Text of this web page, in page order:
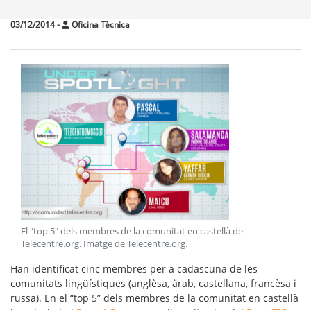
03/12/2014- Oficina Tècnica
El "top 5" dels membres de la comunitat en castellà de
Telecentre.org. Imatge de Telecentre.org.
Han identificat cinc membres per a cadascuna de les
comunitats lingüístiques (anglèsa, àrab, castellana, francèsa i
russa). En el “top 5” dels membres de la comunitat en castellà